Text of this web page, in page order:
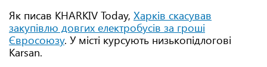
Як писав KHARKIV Today, Харків скасував
закупівлю довгих електробусів за гроші
Євросоюзу. У місті курсують низькопідлогові
Karsan.